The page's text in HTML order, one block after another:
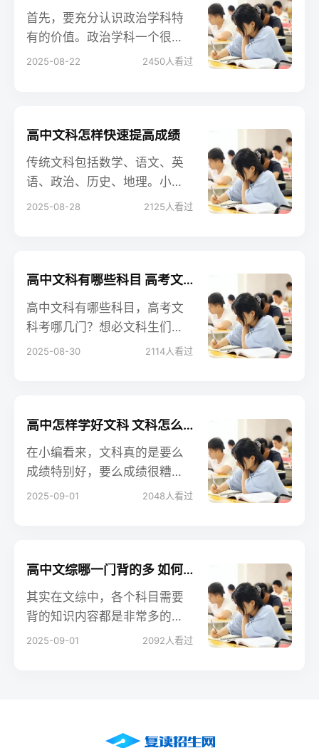
哪里还存在疑问，然后及时补
救。
首先，要充分认识政治学科特
有的价值。政治学科一个很重
要的价值体现在，它是人们认
2025-08-22 2450人看过
高中文科怎样快速提高成绩
传统文科包括数学、语文、英
语、政治、历史、地理。小编
今天给大家带来关于高中文科
2025-08-28 2125 人看过
高中文科有哪些科目 高考文科考哪几门
高中文科有哪些科目，高考文
科考哪几门？想必文科生们对
高考还不太了解，不知道高考
哪几科、怎么考，让大家更有
2025-08-30 2114人看过
高中怎样学好文科 文科怎么考600分
在小编看来，文科真的是要么
成绩特别好，要么成绩很糟糕
的一类课程，每天都要淹没在
2025-09-01 2048 人看过
高中文综哪一门背的多 如何背效率高
其实在文综中，各个科目需要
背的知识内容都是非常多的，
而且知识量也很大，但是小编
是需要死记硬背的，但是在做
2025-09-01 2092 人看过